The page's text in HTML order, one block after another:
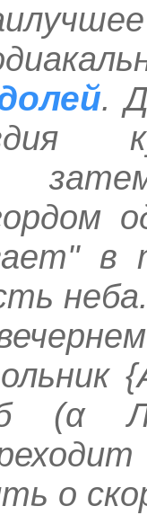
.
в
неба
(α
о